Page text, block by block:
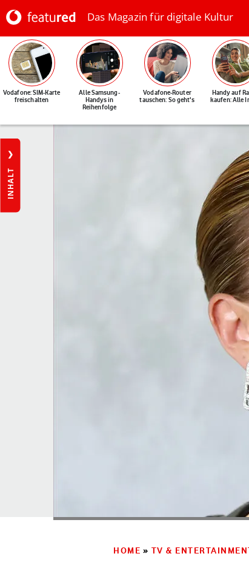
Das Magazin für digitale Kultur
Vodafone: SIM-Karte
freischalten
Alle Samsung-
Handys in
Reihenfolge
Vodafone-Router
tauschen: So geht's
Handy auf
kaufen: Alle
INHALT
HOME » TV &